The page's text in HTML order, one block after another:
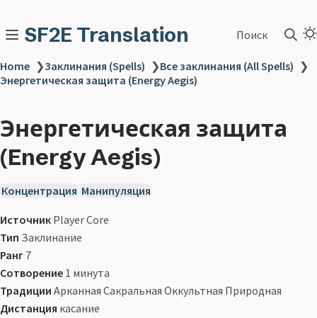
SF2E Translation Поиск
Home ❯Заклинания (Spells) ❯Все заклинания (All Spells) ❯
Энергетическая защита (Energy Aegis)
Энергетическая защита
(Energy Aegis)
Концентрация Манипуляция
Источник Player Core
Тип Заклинание
Ранг 7
Сотворение 1 минута
Традиции Арканная Сакральная Оккультная Природная
Дистанция касание